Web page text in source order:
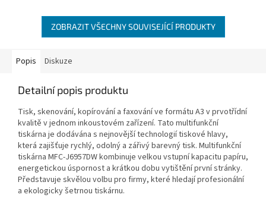
plynulý,...
plynulý,...
ZOBRAZIT VŠECHNY SOUVISEJÍCÍ PRODUKTY
Popis Diskuze
Detailní popis produktu
Tisk, skenování, kopírování a faxování ve formátu A3 v prvotřídní
kvalitě v jednom inkoustovém zařízení. Tato multifunkční
tiskárna je dodávána s nejnovější technologií tiskové hlavy,
která zajišťuje rychlý, odolný a zářivý barevný tisk. Multifunkční
tiskárna MFC-J6957DW kombinuje velkou vstupní kapacitu papíru,
energetickou úspornost a krátkou dobu vytištění první stránky.
Představuje skvělou volbu pro firmy, které hledají profesionální
a ekologicky šetrnou tiskárnu.